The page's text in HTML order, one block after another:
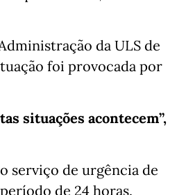
da ULS de
foi provocada por
situações acontecem”,
serviço de urgência de
de 24 horas.